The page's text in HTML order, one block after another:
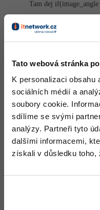
Tato webová stránka
K personalizaci
sociálních médií a
soubory cookie.
sdílíme se svými
analýzy. Partneři tyto
dalšími informacemi,
získali v důsledku toho,
Linux
Sítě
Kybernetická
Elektronický
Fórum
Tam dej
Nahoru
počkej
Nahoru
Odpovídá na Filip Pýrek
Neaktivní uživatel:
dík zkusím to myslel